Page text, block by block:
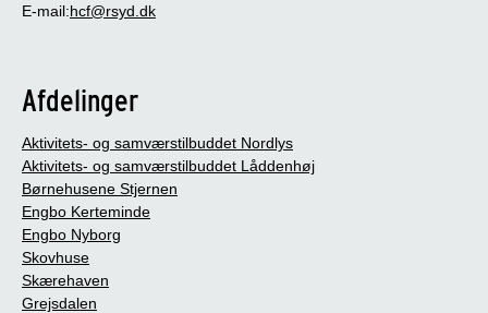
E-mail:hcf@rsyd.dk
Afdelinger
Aktivitets- og samværstilbuddet Nordlys
Aktivitets- og samværstilbuddet Låddenhøj
Børnehusene Stjernen
Engbo Kerteminde
Engbo Nyborg
Skovhuse
Skærehaven
Grejsdalen